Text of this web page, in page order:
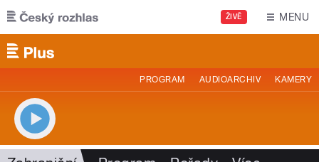
Přejít k hlavnímu obsahu
ŽIVĚ MENU
PROGRAM AUDIOARCHIV KAMERY